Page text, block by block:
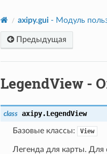
axipy.gui- Модуль
Предыдущая
LegendView-
class axipy.LegendView
Базовые классы: View
Легенда для карты. Для